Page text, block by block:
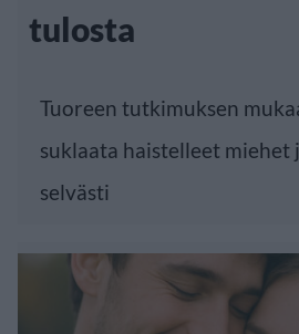
tulosta
Tuoreen tutkimuksen
suklaata haistelleet miehet
selvästi